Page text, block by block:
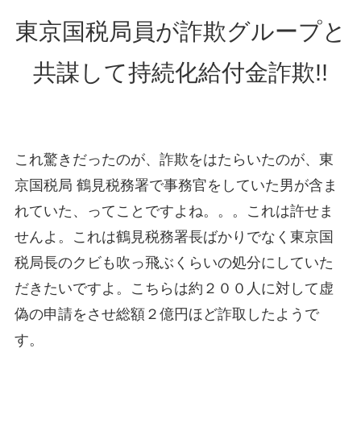
東京国税局員が詐欺グループと
共謀して持続化給付金詐欺!!
これ驚きだったのが、詐欺をはたらいたのが、東
京国税局 鶴見税務署で事務官をしていた男が含ま
れていた、ってことですよね。。。これは許せま
せんよ。これは鶴見税務署長ばかりでなく東京国
税局長のクビも吹っ飛ぶくらいの処分にしていた
だきたいですよ。こちらは約２００人に対して虚
偽の申請をさせ総額２億円ほど詐取したようで
す。